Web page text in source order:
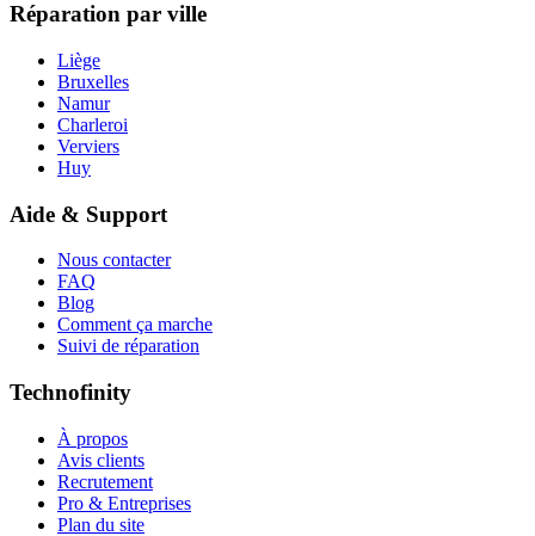
Réparation par ville
Liège
Bruxelles
Namur
Charleroi
Verviers
Huy
Aide & Support
Nous contacter
FAQ
Blog
Comment ça marche
Suivi de réparation
Technofinity
À propos
Avis clients
Recrutement
Pro & Entreprises
Plan du site